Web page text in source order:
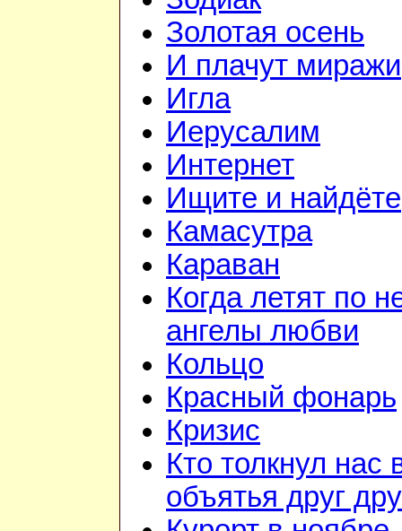
Золотая осень
И плачут миражи
Игла
Иерусалим
Интернет
Ищите и найдёте
Камасутра
Караван
Когда летят по
ангелы любви
Кольцо
Красный фонарь
Кризис
Кто толкнул нас
объятья друг